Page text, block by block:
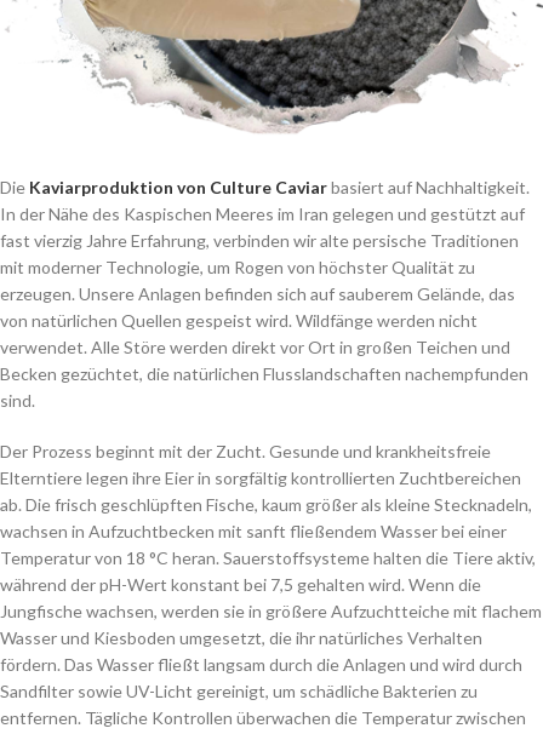
Die Kaviarproduktion von Culture Caviarbasiert auf Nachhaltigkeit.
In der Nähe des Kaspischen Meeres im Iran gelegen und gestützt auf
fast vierzig Jahre Erfahrung, verbinden wir alte persische Traditionen
mit moderner Technologie, um Rogen von höchster Qualität zu
erzeugen. Unsere Anlagen befinden sich auf sauberem Gelände, das
von natürlichen Quellen gespeist wird. Wildfänge werden nicht
verwendet. Alle Störe werden direkt vor Ort in großen Teichen und
Becken gezüchtet, die natürlichen Flusslandschaften nachempfunden
sind.
Der Prozess beginnt mit der Zucht. Gesunde und krankheitsfreie
Elterntiere legen ihre Eier in sorgfältig kontrollierten Zuchtbereichen
ab. Die frisch geschlüpften Fische, kaum größer als kleine Stecknadeln,
wachsen in Aufzuchtbecken mit sanft fließendem Wasser bei einer
Temperatur von 18 °C heran. Sauerstoffsysteme halten die Tiere aktiv,
während der pH-Wert konstant bei 7,5 gehalten wird. Wenn die
Jungfische wachsen, werden sie in größere Aufzuchtteiche mit flachem
Wasser und Kiesboden umgesetzt, die ihr natürliches Verhalten
fördern. Das Wasser fließt langsam durch die Anlagen und wird durch
Sandfilter sowie UV-Licht gereinigt, um schädliche Bakterien zu
entfernen. Tägliche Kontrollen überwachen die Temperatur zwischen